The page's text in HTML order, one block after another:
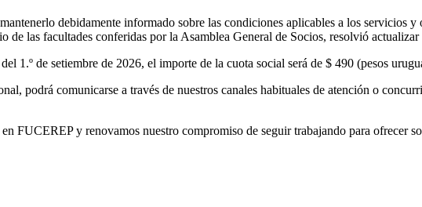
debidamente informado sobre las condiciones aplicables a los
de las facultades conferidas por la Asamblea General de Socios, resolvió
1.º de setiembre de 2026, el importe de la cuota social será de $ 490 (pesos
podrá comunicarse a través de nuestros canales habituales de atención o
FUCEREP y renovamos nuestro compromiso de seguir trabajando para ofrecer